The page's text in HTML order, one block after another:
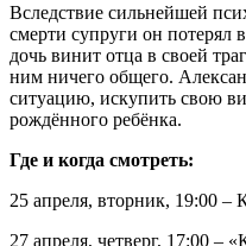
Вследствие сильнейшей
смерти супруги он потерял
дочь винит отца в своей
ним ничего общего.
ситуацию, искупить свою
рождённого ребёнка.
Где и когда смотреть:
25 апреля, вторник, 19:00 –
27 апреля, четверг, 17:00 –